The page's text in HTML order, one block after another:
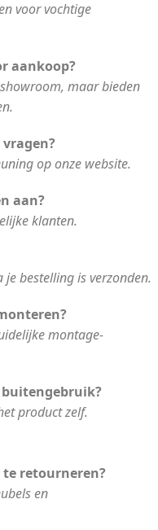
voor vochtige
aankoop?
maar bieden
op onze website.
aan?
klanten.
bestelling is verzonden.
montage-
product zelf.
te retourneren?
en